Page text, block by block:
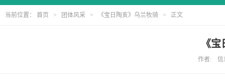
当前位置： 首页 > 团体风采 > 《宝日陶亥》乌兰牧骑 > 正文
《
作者: 信